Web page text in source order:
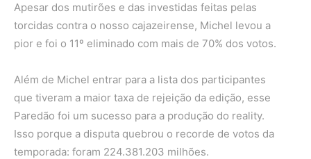
Apesar dos mutirões e das investidas feitas pelas
torcidas contra o nosso cajazeirense, Michel levou a
pior e foi o 11º eliminado com mais de 70% dos votos.
Além de Michel entrar para a lista dos participantes
que tiveram a maior taxa de rejeição da edição, esse
Paredão foi um sucesso para a produção do reality.
Isso porque a disputa quebrou o recorde de votos da
temporada: foram 224.381.203 milhões.